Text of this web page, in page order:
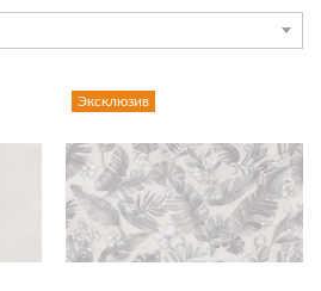
Эксклюзив